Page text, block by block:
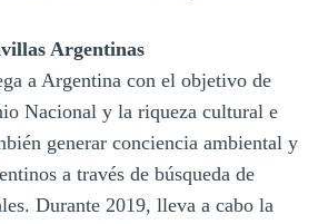
Argentinas
a Argentina con el objetivo de
Nacional y la riqueza cultural e
generar conciencia ambiental y
a través de búsqueda de
Durante 2019, lleva a cabo la